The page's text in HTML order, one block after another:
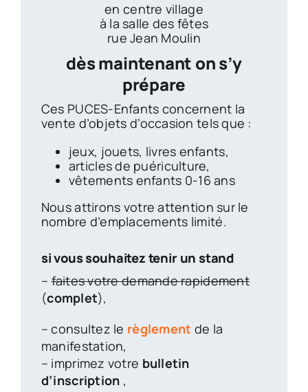
en centre village
à la salle des fêtes
rue Jean Moulin
dès maintenant on s’y
prépare
Ces PUCES-Enfants concernent la
vente d’objets d’occasion tels que :
jeux, jouets, livres enfants,
articles de puériculture,
vêtements enfants 0-16 ans
Nous attirons votre attention sur le
nombre d’emplacements limité.
si vous souhaitez tenir un stand
–faites votre demande rapidement
(complet),
– consultez le règlement de la
manifestation,
– imprimez votre bulletin
d’inscription ,